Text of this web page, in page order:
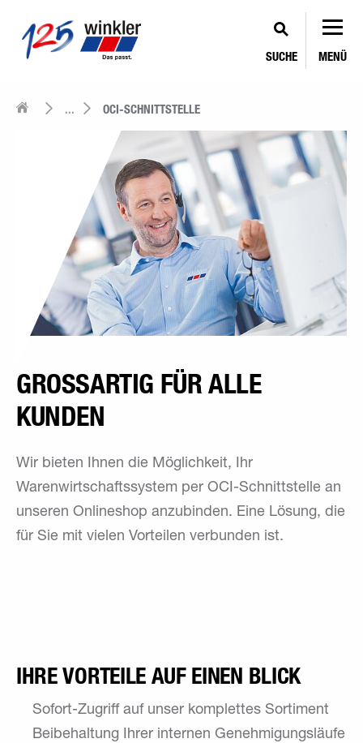
SUCHE MENÜ
... OCI-SCHNITTSTELLE
GROSSARTIG FÜR ALLE K
UNDEN
Wir bieten Ihnen die Möglichkeit, Ihr
Warenwirtschaftssystem per OCI-Schnittstelle an
unseren Onlineshop anzubinden. Eine Lösung, die
für Sie mit vielen Vorteilen verbunden ist.
IHRE VORTEILE AUF EINEN BLICK
Sofort-Zugriff auf unser komplettes Sortiment
Beibehaltung Ihrer internen Genehmigungsläufe